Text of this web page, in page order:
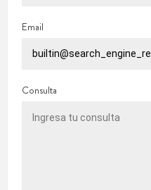
Email
Consulta